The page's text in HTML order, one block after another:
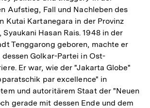
Aufstieg, Fall und Nachleben des
Kutai Kartanegara in der Provinz
Hasan Rais. 1948 in der
Tenggarong geboren, machte er
Golkar-Partei in Ost-
Er war, wie der "Jakarta Globe"
par excellence" in
und autoritärem Staat der "Neuen
gerade mit dessen Ende und dem